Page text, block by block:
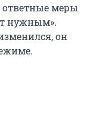
ответные меры
нужным».
он